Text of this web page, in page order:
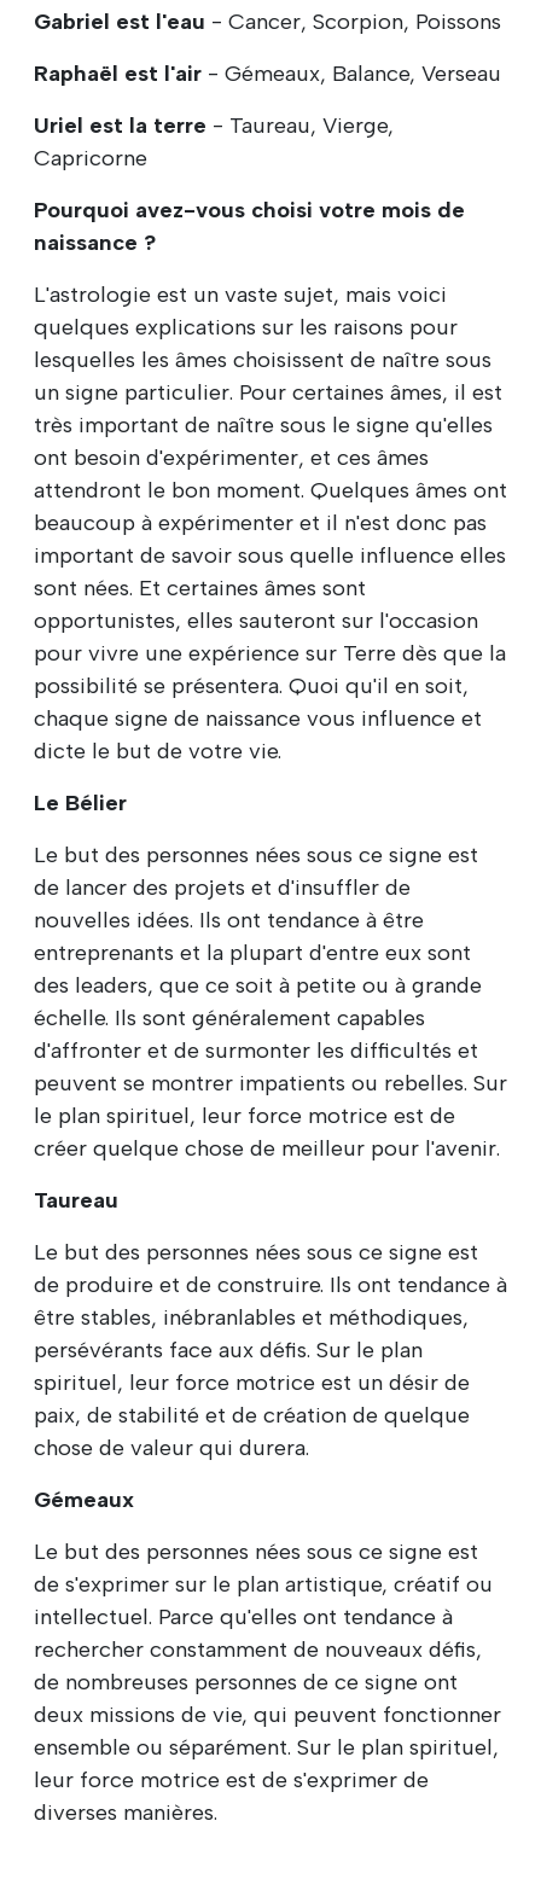
Gabriel est l'eau - Cancer, Scorpion, Poissons
Raphaël est l'air - Gémeaux, Balance, Verseau
Uriel est la terre - Taureau, Vierge,
Capricorne
Pourquoi avez-vous choisi votre mois de
naissance ?
L'astrologie est un vaste sujet, mais voici
quelques explications sur les raisons pour
lesquelles les âmes choisissent de naître sous
un signe particulier. Pour certaines âmes, il est
très important de naître sous le signe qu'elles
ont besoin d'expérimenter, et ces âmes
attendront le bon moment. Quelques âmes ont
beaucoup à expérimenter et il n'est donc pas
important de savoir sous quelle influence elles
sont nées. Et certaines âmes sont
opportunistes, elles sauteront sur l'occasion
pour vivre une expérience sur Terre dès que la
possibilité se présentera. Quoi qu'il en soit,
chaque signe de naissance vous influence et
dicte le but de votre vie.
Le Bélier
Le but des personnes nées sous ce signe est
de lancer des projets et d'insuffler de
nouvelles idées. Ils ont tendance à être
entreprenants et la plupart d'entre eux sont
des leaders, que ce soit à petite ou à grande
échelle. Ils sont généralement capables
d'affronter et de surmonter les difficultés et
peuvent se montrer impatients ou rebelles. Sur
le plan spirituel, leur force motrice est de
créer quelque chose de meilleur pour l'avenir.
Taureau
Le but des personnes nées sous ce signe est
de produire et de construire. Ils ont tendance à
être stables, inébranlables et méthodiques,
persévérants face aux défis. Sur le plan
spirituel, leur force motrice est un désir de
paix, de stabilité et de création de quelque
chose de valeur qui durera.
Gémeaux
Le but des personnes nées sous ce signe est
de s'exprimer sur le plan artistique, créatif ou
intellectuel. Parce qu'elles ont tendance à
rechercher constamment de nouveaux défis,
de nombreuses personnes de ce signe ont
deux missions de vie, qui peuvent fonctionner
ensemble ou séparément. Sur le plan spirituel,
leur force motrice est de s'exprimer de
diverses manières.